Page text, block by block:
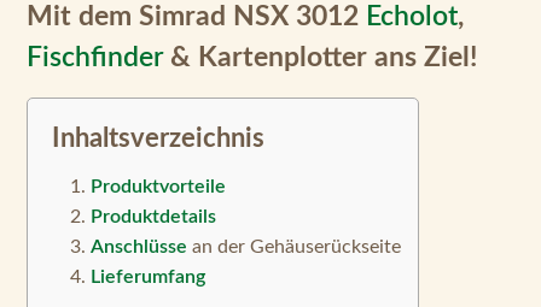
Mit dem Simrad NSX 3012 Echolot,
Fischfinder& Kartenplotter ans Ziel!
Inhaltsverzeichnis
Produktvorteile
Produktdetails
Anschlüsse an der Gehäuserückseite
Lieferumfang